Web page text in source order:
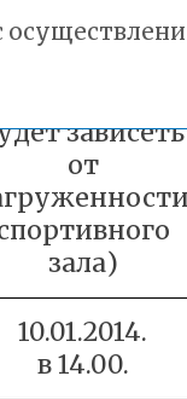
04.01.15-
зависеть
от
зала)
10.01.2014.
в 14.00.